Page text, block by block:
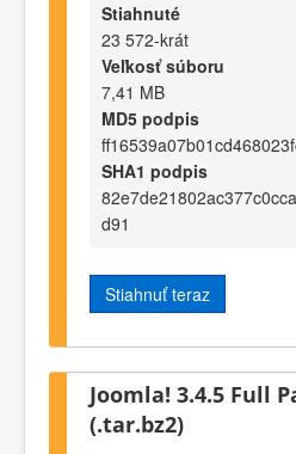
Stiahnuté
23 572-krát
Veľkosť súboru
7,41 MB
MD5 podpis
SHA1 podpis
d91
Stiahnuť teraz
Joomla! 3.4.5 Full
(.tar.bz2)